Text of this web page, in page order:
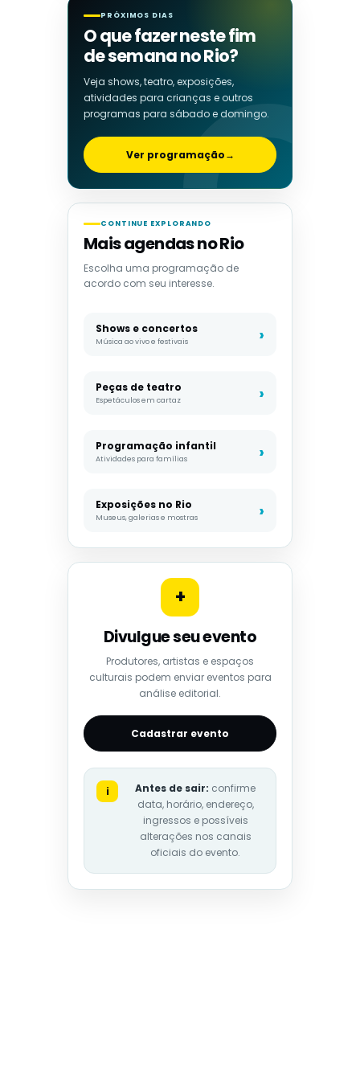
PRÓXIMOS DIAS
O que fazer neste fim
de semana no Rio?
Veja shows, teatro, exposições,
atividades para crianças e outros
programas para sábado e domingo.
Ver programação→
CONTINUE EXPLORANDO
Mais agendas no Rio
Escolha uma programação de
acordo com seu interesse.
Shows e concertos
Música ao vivo e festivais
Peças de teatro
Espetáculos em cartaz
Programação infantil
Atividades para famílias
Exposições no Rio
Museus, galerias e mostras
+
Divulgue seu evento
Produtores, artistas e espaços
culturais podem enviar eventos para
análise editorial.
Cadastrar evento
i Antes de sair: confirme
data, horário, endereço,
ingressos e possíveis
alterações nos canais
oficiais do evento.